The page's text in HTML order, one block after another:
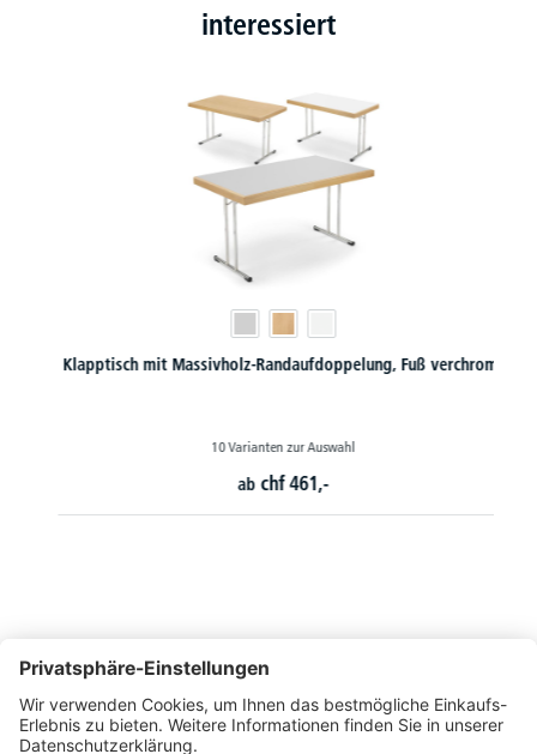
interessiert
Klapptisch mit Massivholz-Randaufdoppelung, Fuß verchromt
10 Varianten zur Auswahl
abchf 461,-
Montags bis Freitags von 08:30 - 17:00 Uhr
+41 44 240 / 11 55
+41 44 240 / 11 57